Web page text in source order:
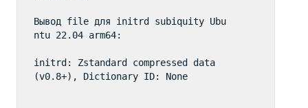
Вывод file для initrd subiquity Ubu
ntu 22.04 arm64:
initrd: Zstandard compressed data
(v0.8+), Dictionary ID: None